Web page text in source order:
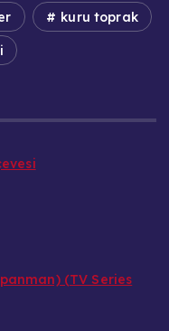
kuru toprak
(TV Series